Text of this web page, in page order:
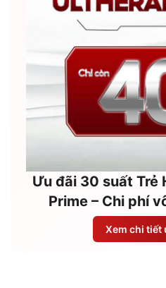
Ưu đãi 30 suất Trẻ
Prime – Chi phí
Xem chi tiết